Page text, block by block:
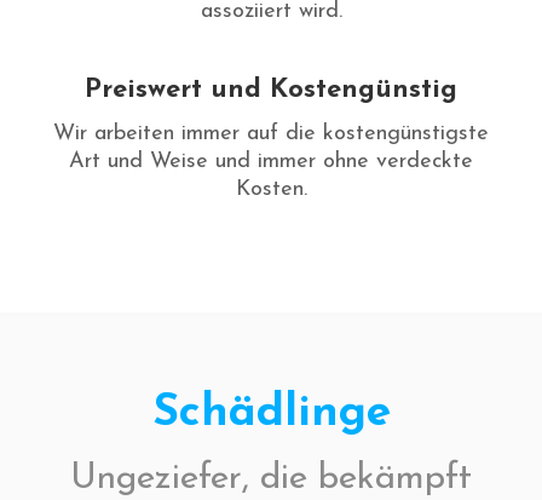
assoziiert wird.
Preiswert und Kostengünstig
Wir arbeiten immer auf die kostengünstigste
Art und Weise und immer ohne verdeckte
Kosten.
Schädlinge
Ungeziefer, die bekämpft